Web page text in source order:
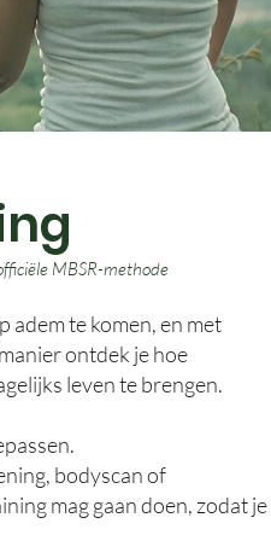
MBSR-methode
adem te komen, en met
ontdek je hoe
leven te brengen.
bodyscan of
mag gaan doen, zodat je